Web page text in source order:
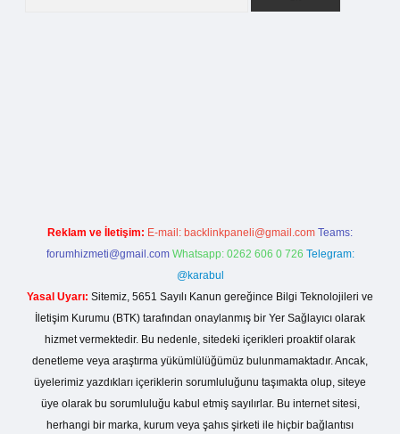
Reklam ve İletişim: E-mail: backlinkpaneli@gmail.com Teams:
forumhizmeti@gmail.com Whatsapp: 0262 606 0 726 Telegram:
@karabul
Yasal Uyarı: Sitemiz, 5651 Sayılı Kanun gereğince Bilgi Teknolojileri ve
İletişim Kurumu (BTK) tarafından onaylanmış bir Yer Sağlayıcı olarak
hizmet vermektedir. Bu nedenle, sitedeki içerikleri proaktif olarak
denetleme veya araştırma yükümlülüğümüz bulunmamaktadır. Ancak,
üyelerimiz yazdıkları içeriklerin sorumluluğunu taşımakta olup, siteye
üye olarak bu sorumluluğu kabul etmiş sayılırlar. Bu internet sitesi,
herhangi bir marka, kurum veya şahıs şirketi ile hiçbir bağlantısı